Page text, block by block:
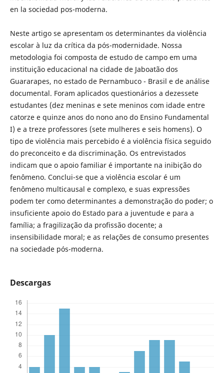
en la sociedad pos-moderna.
Neste artigo se apresentam os determinantes da violência
escolar à luz da crítica da pós-modernidade. Nossa
metodologia foi composta de estudo de campo em uma
instituição educacional na cidade de Jaboatão dos
Guararapes, no estado de Pernambuco - Brasil e de análise
documental. Foram aplicados questionários a dezessete
estudantes (dez meninas e sete meninos com idade entre
catorze e quinze anos do nono ano do Ensino Fundamental
I) e a treze professores (sete mulheres e seis homens). O
tipo de violência mais percebido é a violência física seguido
do preconceito e da discriminação. Os entrevistados
indicam que o apoio familiar é importante na inibição do
fenômeno. Conclui-se que a violência escolar é um
fenômeno multicausal e complexo, e suas expressões
podem ter como determinantes a demonstração do poder; o
insuficiente apoio do Estado para a juventude e para a
família; a fragilização da profissão docente; a
insensibilidade moral; e as relações de consumo presentes
na sociedade pós-moderna.
Descargas